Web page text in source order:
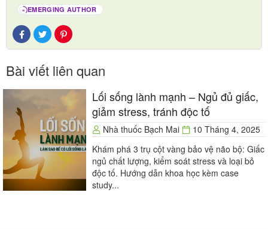
Tắm đúng cách vào mùa đông cho trẻ là phải rửa
sạch mặt đầu tiên, dùng bông gòn để vệ sinh mắt và
mũi rồi rửa toàn bộ mặt bé bằng khăn mềm, tránh
Sau đó, mẹ tiến hành gội đầu cho bé. Lưu ý, ngay
sau khi gội sạch mẹ dùng khăn lau khô đầu để tránh
bị nhiễm lạnh hoặc nước vào tai bé. Lúc này mẹ nên
nhanh tay làm sạch cơ thể bé tránh hạ nhiệt nước.
Chú tâm đến những chỗ có ngấn như ở nách, cổ,
bẹn. Nên để trẻ nằm úp để trẻ không bị sợ.
Lau người, mặc quần áo
36 EMERGING AUTHOR
Bài viết liên quan
Lối sống lành mạnh – Ngủ đủ giấc,
giảm stress, tránh độc tố
Nhà thuốc Bạch Mai
10 Tháng 4, 2025
Khám phá 3 trụ cột vàng bảo vệ não bộ: Giấc
ngủ chất lượng, kiểm soát stress và loại bỏ
độc tố. Hướng dẫn khoa học kèm case
study...